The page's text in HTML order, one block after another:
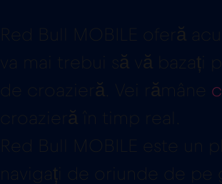
Red Bull MOBILE oferă
va mai trebui să vă bazați
de croazieră. Vei rămâne
croazieră în timp real.
Red Bull MOBILE este
navigați de oriunde de